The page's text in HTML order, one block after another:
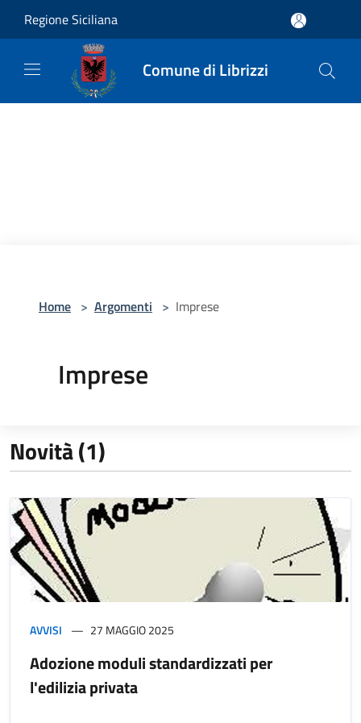
Regione Siciliana
Comune di Librizzi
Home > Argomenti > Imprese
Imprese
Novità (1)
AVVISI 27 MAGGIO 2025
Adozione moduli standardizzati per
l'edilizia privata